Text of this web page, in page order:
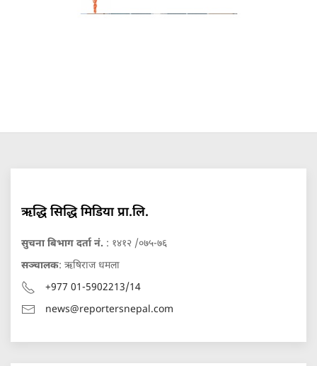
ऋद्धि सिद्धि मिडिया प्रा.लि.
सुचना बिभाग दर्ता नं. : १४१२ /०७५-७६
सञ्चालक: ऋषिराज धमला
+977 01-5902213/14
news@reportersnepal.com